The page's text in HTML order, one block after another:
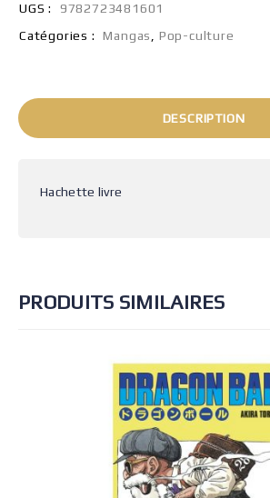
UGS :
9782723481601
Catégories :
Mangas Pop-culture
DESCRIPTION
Hachette livre
PRODUITS SIMILAIRES